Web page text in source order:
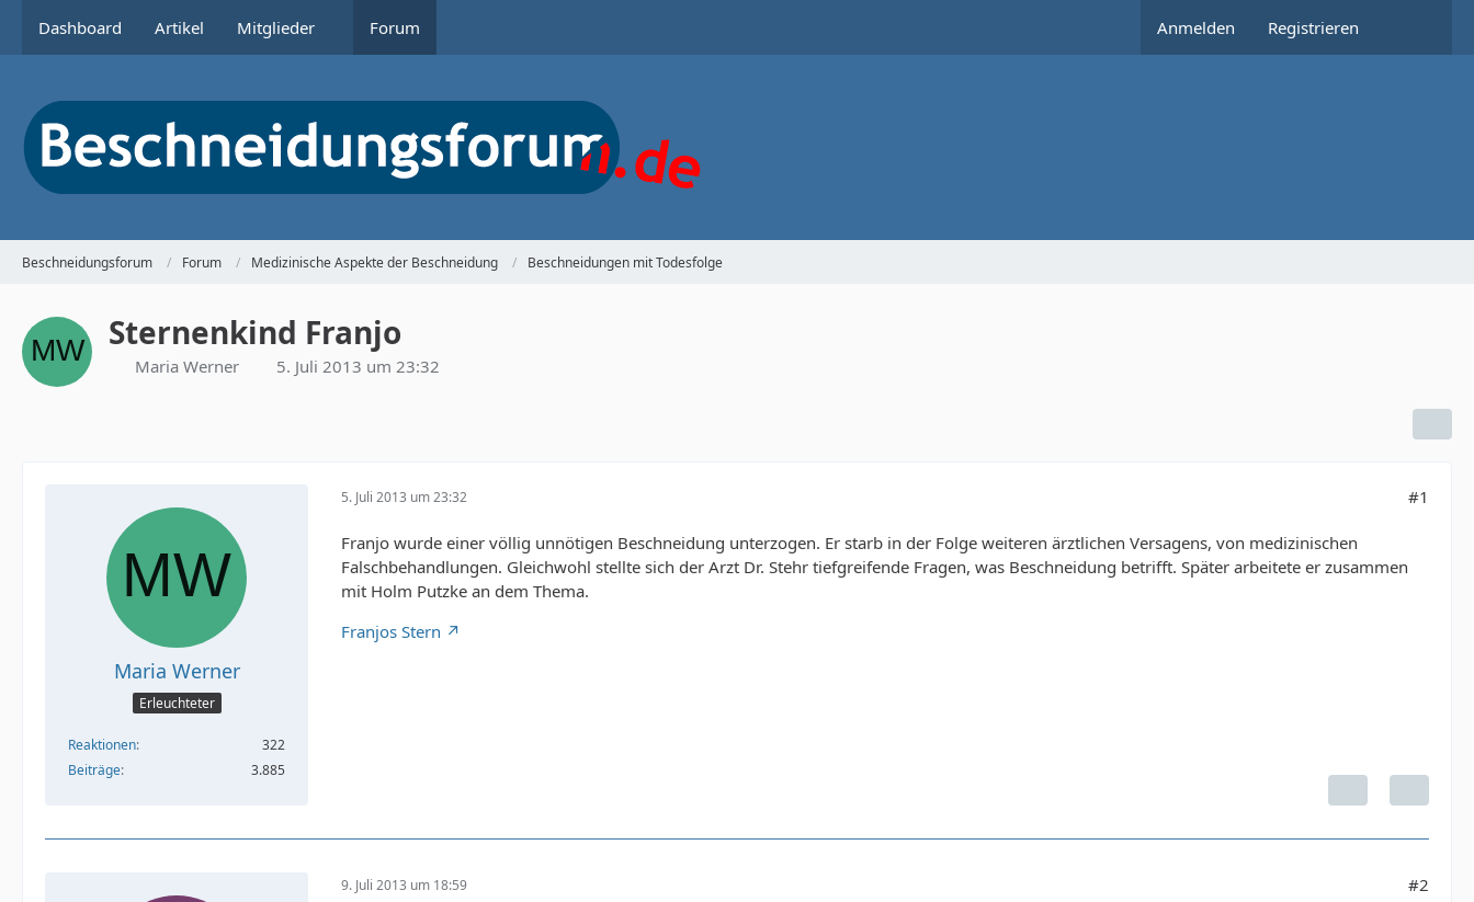
Dashboard Artikel Mitglieder Forum Anmelden Registrieren
Beschneidungsforum Forum Medizinische Aspekte der Beschneidung Beschneidungen mit Todesfolge
Sternenkind Franjo
Maria Werner 5. Juli 2013 um 23:32
Maria Werner
Erleuchteter
Reaktionen
322
Beiträge
3.885
5. Juli 2013 um 23:32 #1
Franjo wurde einer völlig unnötigen Beschneidung unterzogen. Er starb in der Folge weiteren ärztlichen Versagens, von medizinischen
Falschbehandlungen. Gleichwohl stellte sich der Arzt Dr. Stehr tiefgreifende Fragen, was Beschneidung betrifft. Später arbeitete er zusammen
mit Holm Putzke an dem Thema.
Franjos Stern
9. Juli 2013 um 18:59 #2